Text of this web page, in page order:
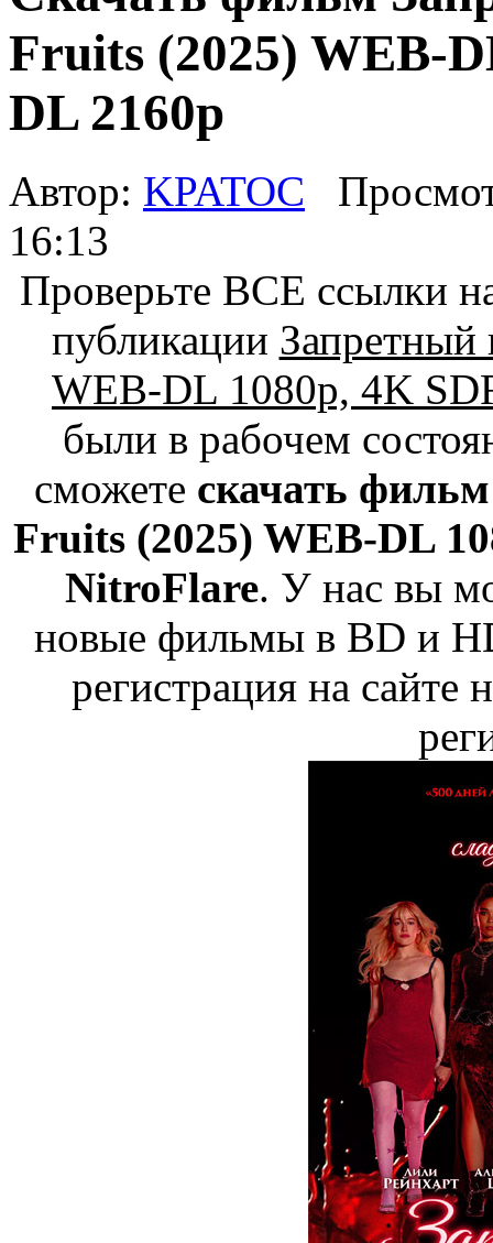
Fruits (2025) WEB-
DL 2160p
Автор: KPATOC
16:13
Проверьте ВСЕ ссылки
публикации Запретный
WEB-DL 1080p, 4K
были в рабочем
сможете скачать
Fruits (2025) WEB-DL
NitroFlare. У нас вы
новые фильмы в BD и
регистрация на